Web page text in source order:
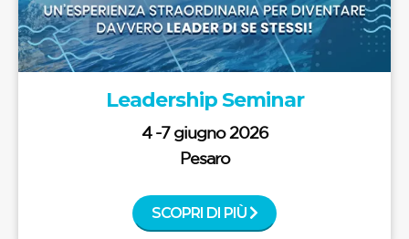
Leadership Seminar
4 -7 giugno 2026
Pesaro
SCOPRI DI PIÙ